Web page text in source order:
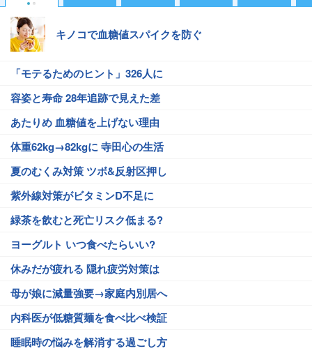
キノコで血糖値スパイクを防ぐ
「モテるためのヒント」326人に
容姿と寿命 28年追跡で見えた差
あたりめ 血糖値を上げない理由
体重62kg→82kgに 寺田心の生活
夏のむくみ対策 ツボ&反射区押し
紫外線対策がビタミンD不足に
緑茶を飲むと死亡リスク低まる?
ヨーグルト いつ食べたらいい?
休みだが疲れる 隠れ疲労対策は
母が娘に減量強要→家庭内別居へ
内科医が低糖質麺を食べ比べ検証
睡眠時の悩みを解消する過ごし方